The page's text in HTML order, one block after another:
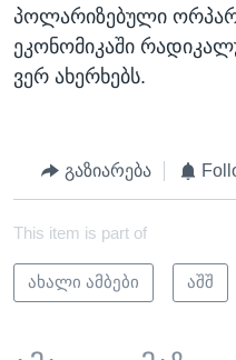
პოლარიზებული
ეკონომიკაში
ვერ ახერხებს.
გაზიარება
This item is part of
ახალი ამბები აშშ